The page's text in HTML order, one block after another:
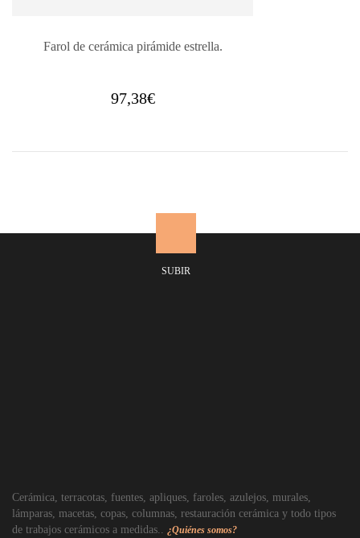
Farol de cerámica pirámide estrella.
97,38€
Cerámica, terracotas, fuentes, apliques, faroles, azulejos, murales,
lámparas, macetas, copas, columnas, restauración cerámica y todo tipos
de trabajos cerámicos a medidas.. ¿Quiénes somos?
SUBIR